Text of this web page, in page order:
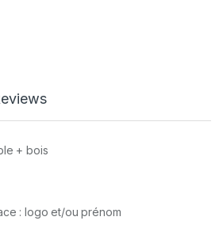
+ bois
: logo et/ou prénom